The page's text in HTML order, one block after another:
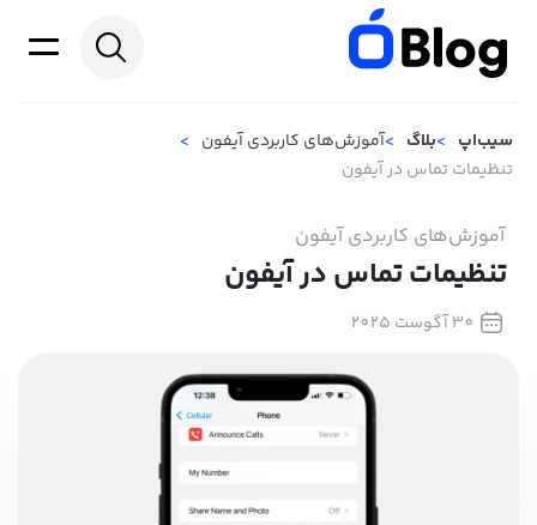
سیب‌اپ بلاگ
آموزش‌های کاربردی آیفون
تنظیمات تماس در آیفون
آموزش‌های کاربردی آیفون
تنظیمات تماس در آیفون
30 آگوست 2025